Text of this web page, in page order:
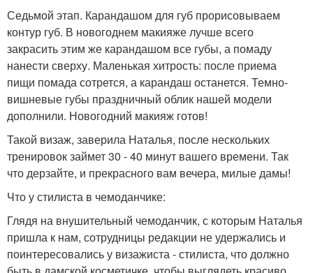
Седьмой этап. Карандашом для губ прорисовываем
контур губ. В новогоднем макияже лучше всего
закрасить этим же карандашом все губы, а помаду
нанести сверху. Маленькая хитрость: после приема
пищи помада сотрется, а карандаш останется. Темно-
вишневые губы праздничный облик нашей модели
дополнили. Новогодний макияж готов!
Такой визаж, заверила Наталья, после нескольких
тренировок займет 30 - 40 минут вашего времени. Так
что дерзайте, и прекрасного вам вечера, милые дамы!
Что у стилиста в чемоданчике:
Глядя на внушительный чемоданчик, с которым Наталья
пришла к нам, сотрудницы редакции не удержались и
поинтересовались у визажиста - стилиста, что должно